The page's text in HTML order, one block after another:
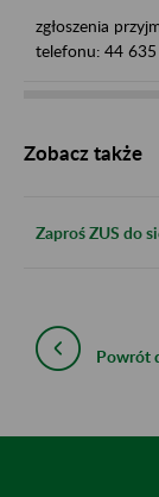
zgłoszenia
telefonu: 44
Zobacz także
Zaproś ZUS do
Powrót